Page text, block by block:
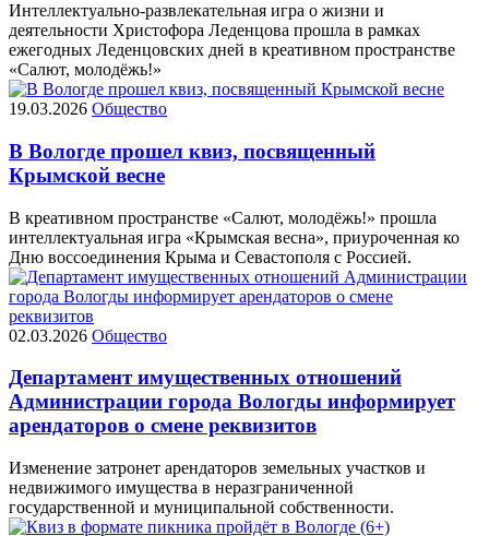
Интеллектуально-развлекательная игра о жизни и
деятельности Христофора Леденцова прошла в рамках
ежегодных Леденцовских дней в креативном пространстве
«Салют, молодёжь!»
19.03.2026 Общество
В Вологде прошел квиз, посвященный
Крымской весне
В креативном пространстве «Салют, молодёжь!» прошла
интеллектуальная игра «Крымская весна», приуроченная ко
Дню воссоединения Крыма и Севастополя с Россией.
02.03.2026 Общество
Департамент имущественных отношений
Администрации города Вологды информирует
арендаторов о смене реквизитов
Изменение затронет арендаторов земельных участков и
недвижимого имущества в неразграниченной
государственной и муниципальной собственности.